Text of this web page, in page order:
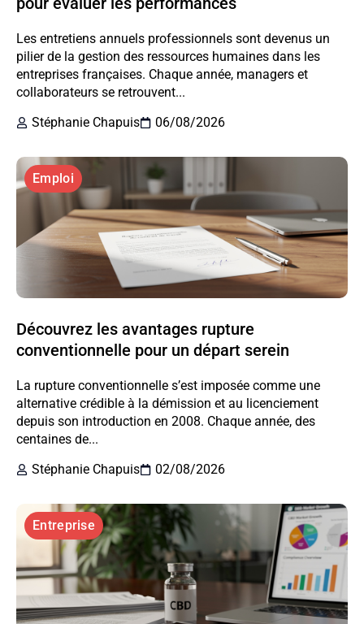
Les entretiens annuels professionnels sont devenus un
pilier de la gestion des ressources humaines dans les
entreprises françaises. Chaque année, managers et
collaborateurs se retrouvent...
Stéphanie Chapuis
06/08/2026
Emploi
Découvrez les avantages rupture
conventionnelle pour un départ serein
La rupture conventionnelle s’est imposée comme une
alternative crédible à la démission et au licenciement
depuis son introduction en 2008. Chaque année, des
centaines de...
Stéphanie Chapuis
02/08/2026
Entreprise